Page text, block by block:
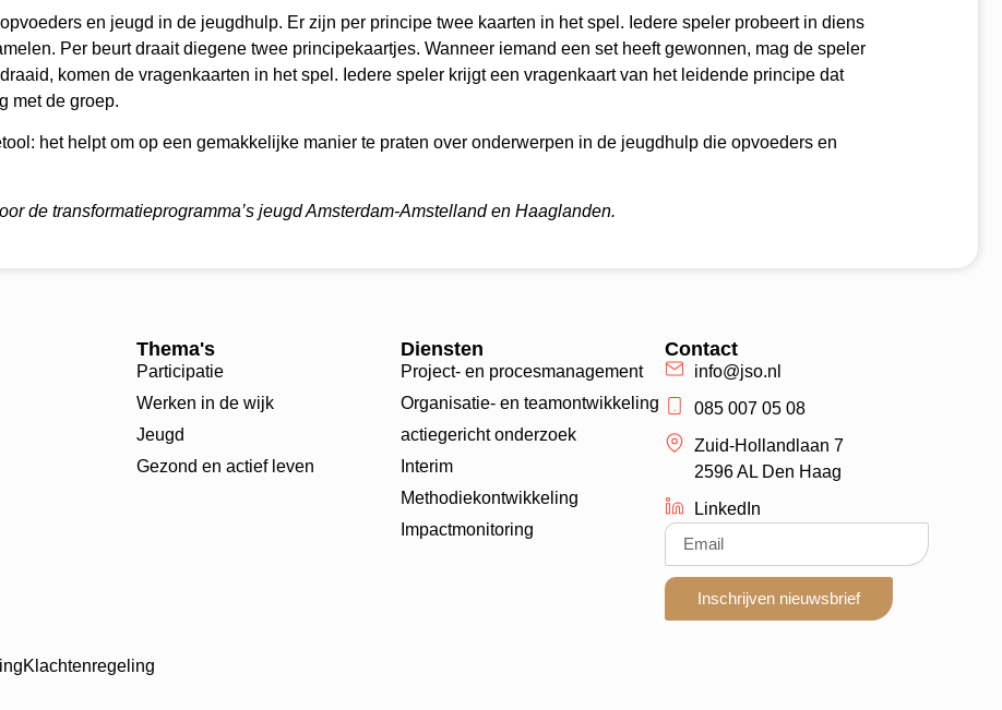
en jeugd in de jeugdhulp. Er zijn per principe twee kaarten in het spel. Iedere speler probeert in diens
Per beurt draait diegene twee principekaartjes. Wanneer iemand een set heeft gewonnen, mag de speler
komen de vragenkaarten in het spel. Iedere speler krijgt een vragenkaart van het leidende principe dat
met de groep.
het helpt om op een gemakkelijke manier te praten over onderwerpen in de jeugdhulp die opvoeders en
de transformatieprogramma’s jeugd Amsterdam-Amstelland en Haaglanden.
Thema's
Participatie
Werken in de wijk
Jeugd
Gezond en actief leven
Diensten
Project- en procesmanagement
Organisatie- en teamontwikkeling
actiegericht onderzoek
Interim
Methodiekontwikkeling
Impactmonitoring
Contact
info@jso.nl
085 007 05 08
Zuid-Hollandlaan 7
2596 AL Den Haag
LinkedIn
Inschrijven nieuwsbrief
Klachtenregeling